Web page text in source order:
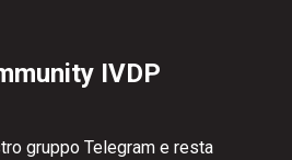
IVDP
gruppo Telegram e resta